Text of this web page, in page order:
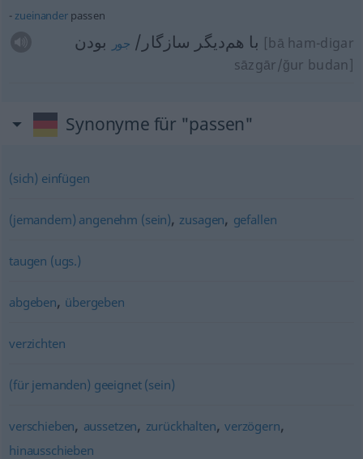
zueinanderpassen
با هم‌دیگر سازگار/ جور بودن
[bā ham-digar
sāzgār/ğur budan]
Synonyme für "passen"
(sich) einfügen
(jemandem) angenehm (sein), zusagen, gefallen
taugen (ugs.)
abgeben, übergeben
verzichten
(für jemanden) geeignet (sein)
verschieben, aussetzen, zurückhalten,verzögern,
hinausschieben